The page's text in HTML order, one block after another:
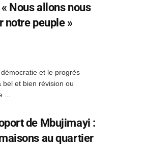
Nous allons nous
notre peuple »
et le progrès
bel et bien révision ou
de Mbujimayi :
au quartier